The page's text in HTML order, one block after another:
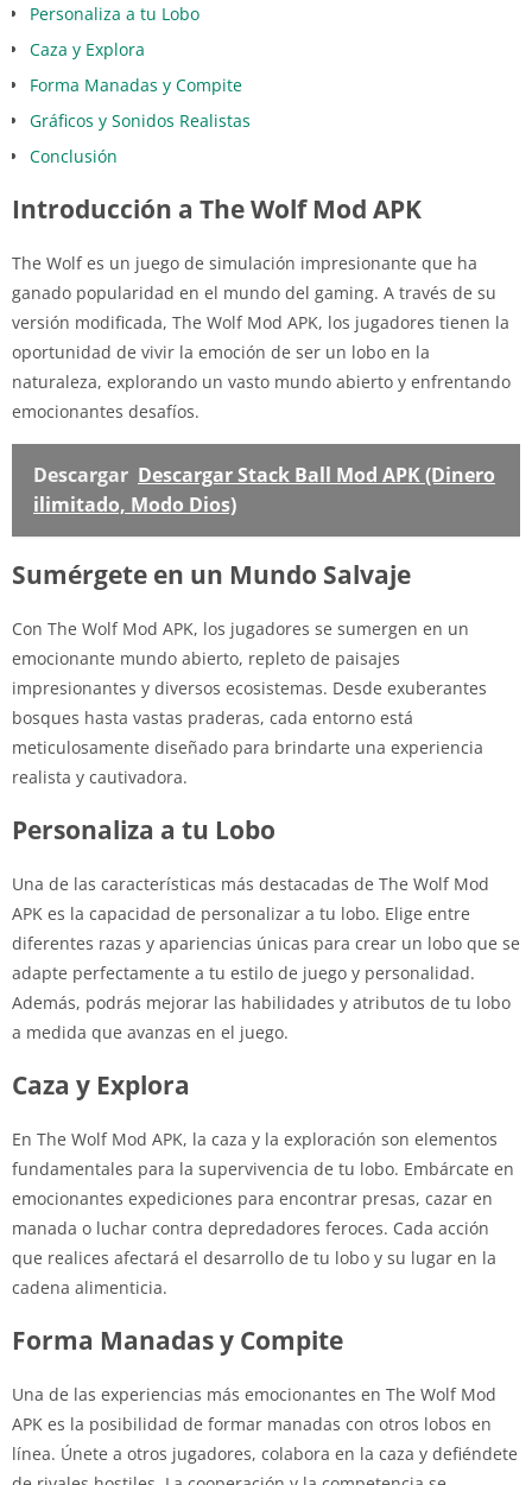
Personaliza a tu Lobo
Caza y Explora
Forma Manadas y Compite
Gráficos y Sonidos Realistas
Conclusión
Introducción a The Wolf Mod APK
The Wolf es un juego de simulación impresionante que ha
ganado popularidad en el mundo del gaming. A través de su
versión modificada, The Wolf Mod APK, los jugadores tienen la
oportunidad de vivir la emoción de ser un lobo en la
naturaleza, explorando un vasto mundo abierto y enfrentando
emocionantes desafíos.
Descargar Descargar Stack Ball Mod APK (Dinero
ilimitado, Modo Dios)
Sumérgete en un Mundo Salvaje
Con The Wolf Mod APK, los jugadores se sumergen en un
emocionante mundo abierto, repleto de paisajes
impresionantes y diversos ecosistemas. Desde exuberantes
bosques hasta vastas praderas, cada entorno está
meticulosamente diseñado para brindarte una experiencia
realista y cautivadora.
Personaliza a tu Lobo
Una de las características más destacadas de The Wolf Mod
APK es la capacidad de personalizar a tu lobo. Elige entre
diferentes razas y apariencias únicas para crear un lobo que se
adapte perfectamente a tu estilo de juego y personalidad.
Además, podrás mejorar las habilidades y atributos de tu lobo
a medida que avanzas en el juego.
Caza y Explora
En The Wolf Mod APK, la caza y la exploración son elementos
fundamentales para la supervivencia de tu lobo. Embárcate en
emocionantes expediciones para encontrar presas, cazar en
manada o luchar contra depredadores feroces. Cada acción
que realices afectará el desarrollo de tu lobo y su lugar en la
cadena alimenticia.
Forma Manadas y Compite
Una de las experiencias más emocionantes en The Wolf Mod
APK es la posibilidad de formar manadas con otros lobos en
línea. Únete a otros jugadores, colabora en la caza y defiéndete